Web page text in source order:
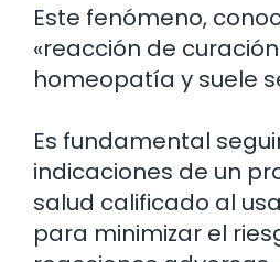
Este fenómeno,
«reacción de
homeopatía y suele
Es fundamental
indicaciones de un
salud calificado al
para minimizar el